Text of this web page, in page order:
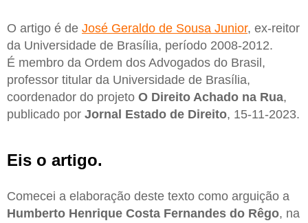
O artigo é de José Geraldo de Sousa Junior, ex-reitor
da Universidade de Brasília, período 2008-2012.
É membro da Ordem dos Advogados do Brasil,
professor titular da Universidade de Brasília,
coordenador do projeto O Direito Achado na Rua,
publicado por Jornal Estado de Direito, 15-11-2023.
Eis o artigo.
Comecei a elaboração deste texto como arguição a
Humberto Henrique Costa Fernandes do Rêgo, na